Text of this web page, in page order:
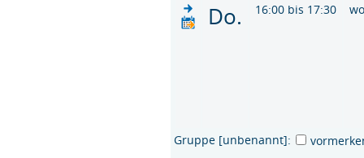
Do. 16:00 bis 17:30
Gruppe [unbenannt]: